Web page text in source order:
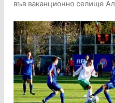
във ваканционно селище